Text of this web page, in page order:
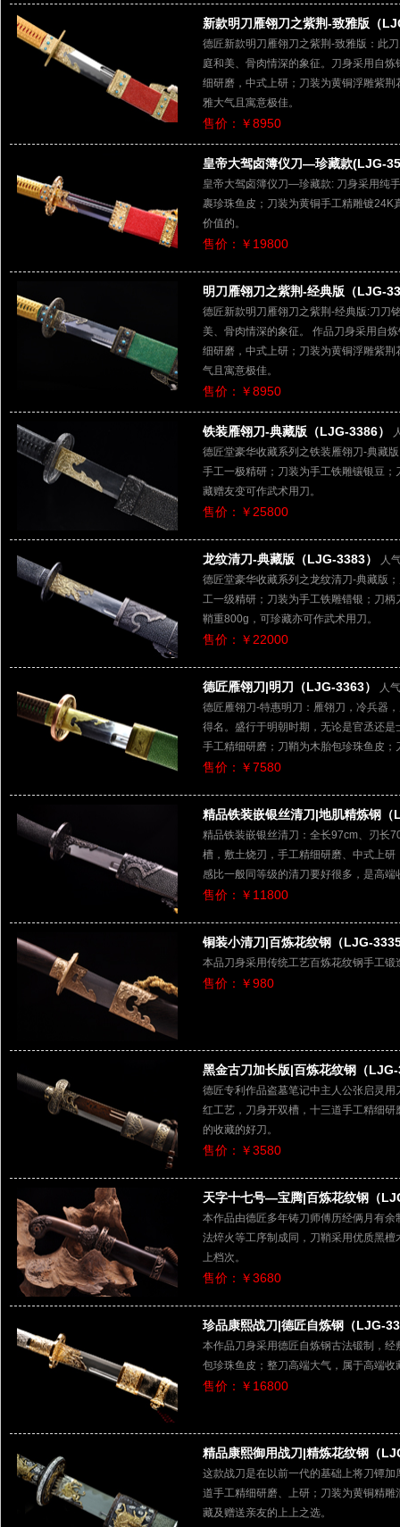
新款明刀雁翎刀之紫荆-致雅版（
德匠新款明刀雁翎刀之紫荆-致雅版：此
庭和美、骨肉情深的象征。刀身采用自
细研磨，中式上研；刀装为黄铜浮雕紫
雅大气且寓意极佳。
售价：￥8950
皇帝大驾卤簿仪刀—珍藏款(LJG-
皇帝大驾卤簿仪刀—珍藏款: 刀身采用纯
裹珍珠鱼皮；刀装为黄铜手工精雕镀24K
价值的。
售价：￥19800
明刀雁翎刀之紫荆-经典版（LJG-
德匠新款明刀雁翎刀之紫荆-经典版:刀刀
美、骨肉情深的象征。 作品刀身采用自
细研磨，中式上研；刀装为黄铜浮雕紫
气且寓意极佳。
售价：￥8950
铁装雁翎刀-典藏版（LJG-3386）
德匠堂豪华收藏系列之铁装雁翎刀-典藏
手工一极精研；刀装为手工铁雕镶银豆
藏赠友变可作武术用刀。
售价：￥25800
龙纹清刀-典藏版（LJG-3383）
人
德匠堂豪华收藏系列之龙纹清刀-典藏版
工一级精研；刀装为手工铁雕错银；刀
鞘重800g，可珍藏亦可作武术用刀。
售价：￥22000
德匠雁翎刀|明刀（LJG-3363）
人
德匠雁翎刀-特惠明刀：雁翎刀，冷兵器
得名。盛行于明朝时期，无论是官丞还
手工精细研磨；刀鞘为木胎包珍珠鱼皮
售价：￥7580
精品铁装嵌银丝清刀|地肌精炼钢（
精品铁装嵌银丝清刀：全长97cm、刃长
槽，敷土烧刃，手工精细研磨、中式上
感比一般同等级的清刀要好很多，是高
售价：￥11800
铜装小清刀|百炼花纹钢（LJG-
本品刀身采用传统工艺百炼花纹钢手工
售价：￥980
黑金古刀加长版|百炼花纹钢（
德匠专利作品盗墓笔记中主人公张启灵
红工艺，刀身开双槽，十三道手工精细
的收藏的好刀。
售价：￥3580
天字十七号—宝腾|百炼花纹钢（
本作品由德匠多年铸刀师傅历经俩月有
法焠火等工序制成同，刀鞘采用优质黑
上档次。
售价：￥3680
珍品康熙战刀|德匠自炼钢（LJG-
本作品刀身采用德匠自炼钢古法锻制，
包珍珠鱼皮；整刀高端大气，属于高端
售价：￥16800
精品康熙御用战刀|精炼花纹钢（
这款战刀是在以前一代的基础上将刀镡
道手工精细研磨、上研；刀装为黄铜精
藏及赠送亲友的上上之选。